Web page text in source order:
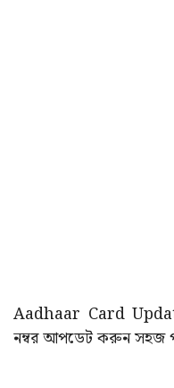
Aadhaar Card
নম্বর আপডেট করুন সহজ